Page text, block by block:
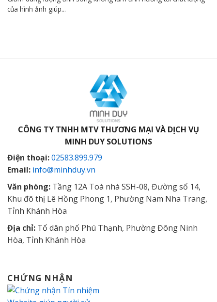
của hình ảnh giúp...
CÔNG TY TNHH MTV THƯƠNG MẠI VÀ DỊCH VỤ
MINH DUY SOLUTIONS
Điện thoại:02583.899.979
Email: info@minhduy.vn
Văn phòng: Tầng 12A Toà nhà SSH-08, Đường số 14,
Khu đô thị Lê Hồng Phong 1, Phường Nam Nha Trang,
Tỉnh Khánh Hòa
Địa chỉ: Tổ dân phố Phú Thạnh, Phường Đông Ninh
Hòa, Tỉnh Khánh Hòa
CHỨNG NHẬN